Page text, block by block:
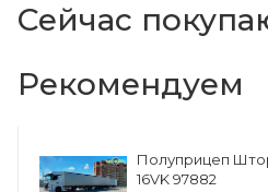
Сейчас
Рекомендуем
Полуприцеп
16VK 97882